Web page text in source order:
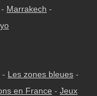
- Marrakech -
- Les zones bleues -
en France - Jeux